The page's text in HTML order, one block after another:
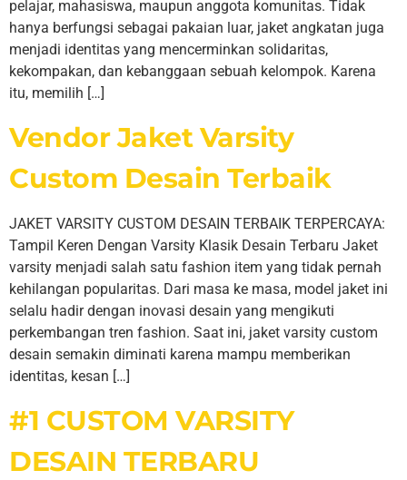
pelajar, mahasiswa, maupun anggota komunitas. Tidak
hanya berfungsi sebagai pakaian luar, jaket angkatan juga
menjadi identitas yang mencerminkan solidaritas,
kekompakan, dan kebanggaan sebuah kelompok. Karena
itu, memilih […]
Vendor Jaket Varsity
Custom Desain Terbaik
JAKET VARSITY CUSTOM DESAIN TERBAIK TERPERCAYA:
Tampil Keren Dengan Varsity Klasik Desain Terbaru Jaket
varsity menjadi salah satu fashion item yang tidak pernah
kehilangan popularitas. Dari masa ke masa, model jaket ini
selalu hadir dengan inovasi desain yang mengikuti
perkembangan tren fashion. Saat ini, jaket varsity custom
desain semakin diminati karena mampu memberikan
identitas, kesan […]
#1 CUSTOM VARSITY
DESAIN TERBARU